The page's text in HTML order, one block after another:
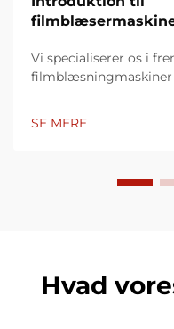
Vi specialiserer os i
filmblæsningmaskiner
teknologi, er
SE MERE
Hvad